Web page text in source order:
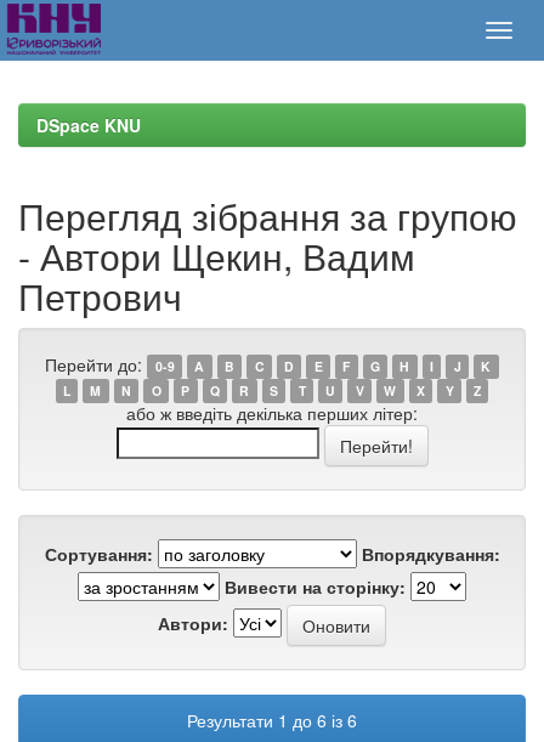
navigationDSpace KNU
Перегляд зібрання за групою
- Автори Щекин, Вадим
Петрович
Перейти до: 0-9 A B C D E F G H I J
K
L
M N O P Q R S T U V W X Y Z
або ж введіть декілька перших літер:
Сортування:
Впорядкування:
Вивести на сторінку:
Автори:
Результати 1 до 6 із 6